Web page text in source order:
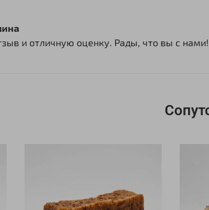
и отличную оценку. Рады, что вы с нами!